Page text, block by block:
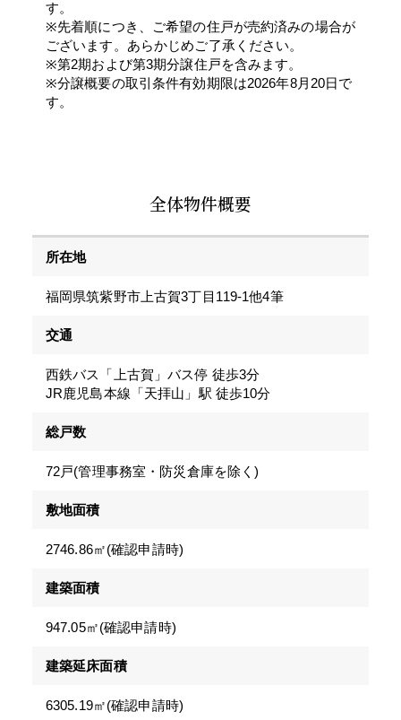
す。
※先着順につき、ご希望の住戸が売約済みの場合が
ございます。あらかじめご了承ください。
※第2期および第3期分譲住戸を含みます。
※分譲概要の取引条件有効期限は2026年8月20日で
す。
全体物件概要
所在地
福岡県筑紫野市上古賀3丁目119-1他4筆
交通
西鉄バス「上古賀」バス停 徒歩3分
JR鹿児島本線「天拝山」駅 徒歩10分
総戸数
72戸(管理事務室・防災倉庫を除く)
敷地面積
2746.86㎡(確認申請時)
建築面積
947.05㎡(確認申請時)
建築延床面積
6305.19㎡(確認申請時)